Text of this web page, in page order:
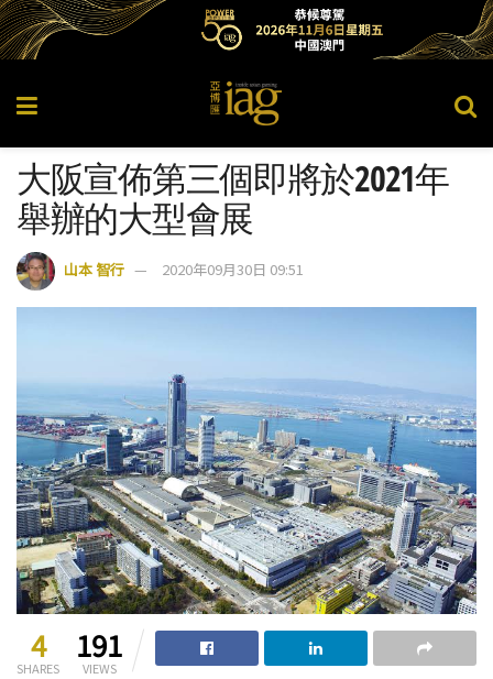
大阪宣佈第三個即將於2021年
舉辦的大型會展
山本 智行 2020年09月30日 09:51
4
SHARES
191
VIEWS